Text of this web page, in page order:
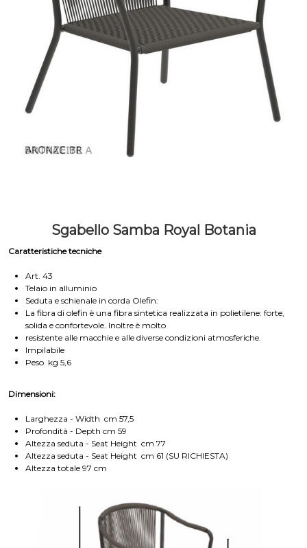
Sgabello Samba Royal Botania
Caratteristiche tecniche
Art. 43
Telaio in alluminio
Seduta e schienale in corda Olefin:
La fibra di olefin è una fibra sintetica realizzata in polietilene: forte,
solida e confortevole. Inoltre è molto
resistente alle macchie e alle diverse condizioni atmosferiche.
Impilabile
Peso kg 5,6
Dimensioni:
Larghezza - Width cm 57,5
Profondità - Depth cm 59
Altezza seduta - Seat Height cm 77
Altezza seduta - Seat Height cm 61 (SU RICHIESTA)
Altezza totale 97 cm